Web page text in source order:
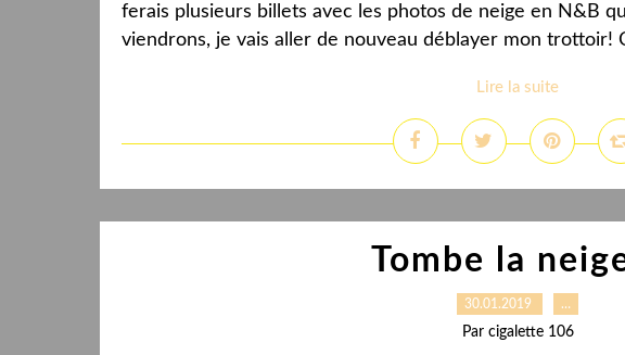
ferais plusieurs billets avec les photos de neige en N&B
viendrons, je vais aller de nouveau déblayer mon trottoir!
Lire la suite
Tombe la
30.01.2019 …
Par cigalette 106